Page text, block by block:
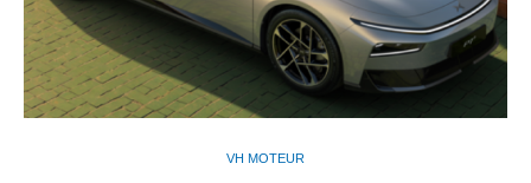
VH MOTEUR